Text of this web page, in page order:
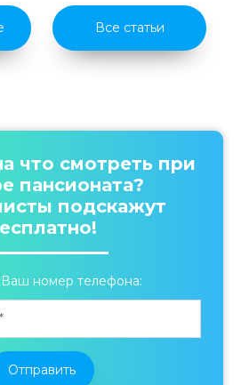
Все статьи
что смотреть при
пансионата?
подскажут
номер телефона: